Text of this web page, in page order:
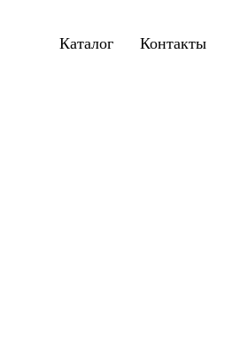
Каталог Контакты